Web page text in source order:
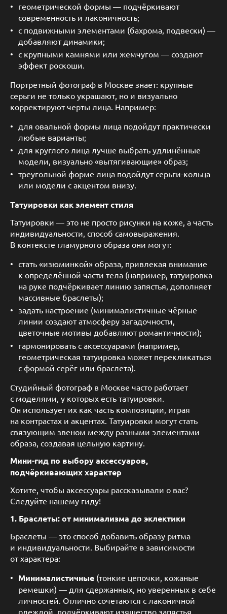
геометрической формы — подчёркивают
современность и лаконичность;
с подвижными элементами (бахрома, подвески) —
добавляют динамики;
с крупными камнями или жемчугом — создают
эффект роскоши.
Портретный фотограф в Москве знает: крупные
серьги не только украшают, но и визуально
корректируют черты лица. Например:
для овальной формы лица подойдут практически
любые варианты;
для круглого лица лучше выбрать удлинённые
модели, визуально «вытягивающие» образ;
треугольной форме лица подойдут серьги-кольца
или модели с акцентом внизу.
Татуировки как элемент стиля
Татуировки — это не просто рисунки на коже, а часть
индивидуальности, способ самовыражения.
В контексте гламурного образа они могут:
стать «изюминкой» образа, привлекая внимание
к определённой части тела (например, татуировка
на руке подчёркивает линию запястья, дополняет
массивные браслеты);
задать настроение (минималистичные чёрные
линии создают атмосферу загадочности,
цветочные мотивы добавляют романтичности);
гармонировать с аксессуарами (например,
геометрическая татуировка может перекликаться
с формой серёг или браслета).
Студийный фотограф в Москве часто работает
с моделями, у которых есть татуировки.
Он использует их как часть композиции, играя
на контрастах и акцентах. Татуировки могут стать
связующим звеном между разными элементами
образа, создавая цельную картину.
Мини-гид по выбору аксессуаров,
подчёркивающих характер
Хотите, чтобы аксессуары рассказывали о вас?
Следуйте нашему гиду!
1. Браслеты: от минимализма до эклектики
Браслеты — это способ добавить образу ритма
и индивидуальности. Выбирайте в зависимости
от характера:
Минималистичные (тонкие цепочки, кожаные
ремешки) — для сдержанных, но уверенных в себе
личностей. Отлично сочетаются с лаконичной
одеждой, подчёркивают изящество запястья.